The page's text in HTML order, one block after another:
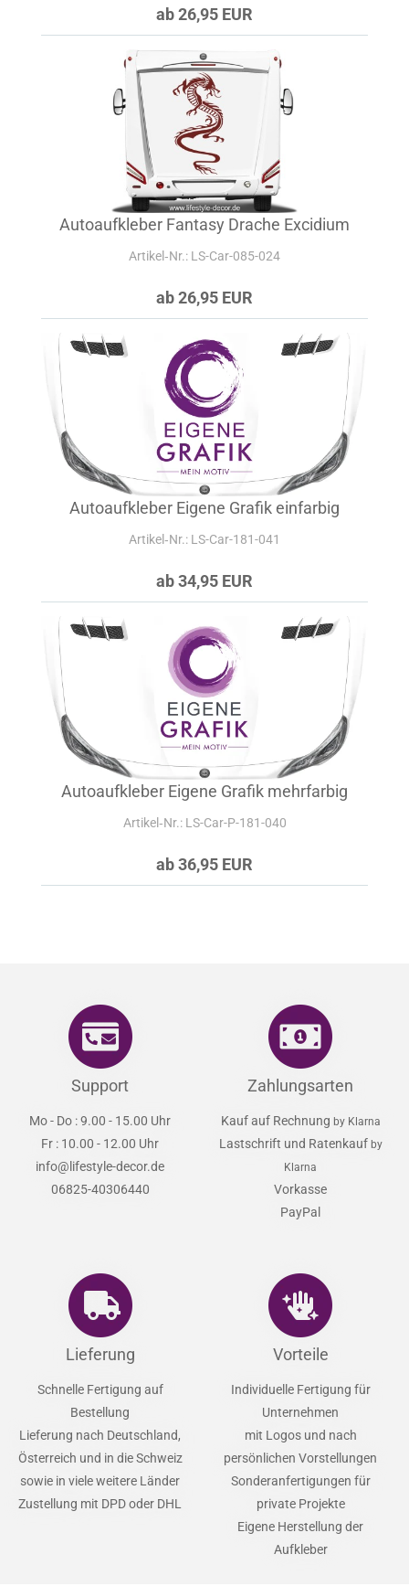
ab 26,95 EUR
Autoaufkleber Fantasy Drache Excidium
Artikel‑Nr.: LS-Car-085-024
ab 26,95 EUR
Autoaufkleber Eigene Grafik einfarbig
Artikel‑Nr.: LS-Car-181-041
ab 34,95 EUR
Autoaufkleber Eigene Grafik mehrfarbig
Artikel‑Nr.: LS-Car-P-181-040
ab 36,95 EUR
Support
Mo - Do : 9.00 - 15.00 Uhr
Fr : 10.00 - 12.00 Uhr
info@lifestyle-decor.de
06825-40306440
Zahlungsarten
Kauf auf Rechnung by Klarna
Lastschrift und Ratenkauf by
Klarna
Vorkasse
PayPal
Lieferung
Schnelle Fertigung auf
Bestellung
Lieferung nach Deutschland,
Österreich und in die Schweiz
sowie in viele weitere Länder
Zustellung mit DPD oder DHL
Vorteile
Individuelle Fertigung für
Unternehmen
mit Logos und nach
persönlichen Vorstellungen
Sonderanfertigungen für
private Projekte
Eigene Herstellung der
Aufkleber